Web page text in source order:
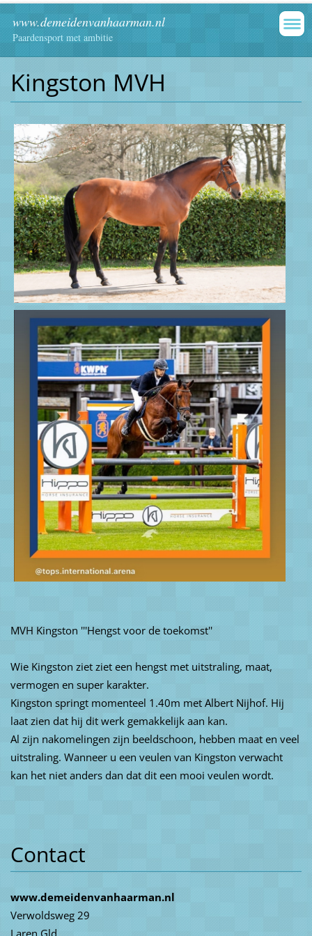
www.demeidenvanhaarman.nl
Paardensport met ambitie
Kingston MVH
MVH Kingston '''Hengst voor de toekomst''
Wie Kingston ziet ziet een hengst met uitstraling, maat,
vermogen en super karakter.
Kingston springt momenteel 1.40m met Albert Nijhof. Hij
laat zien dat hij dit werk gemakkelijk aan kan.
Al zijn nakomelingen zijn beeldschoon, hebben maat en veel
uitstraling. Wanneer u een veulen van Kingston verwacht
kan het niet anders dan dat dit een mooi veulen wordt.
Contact
www.demeidenvanhaarman.nl
Verwoldsweg 29
Laren Gld.